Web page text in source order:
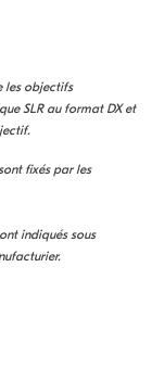
les objectifs
SLR au format DX et
fixés par les
indiqués sous